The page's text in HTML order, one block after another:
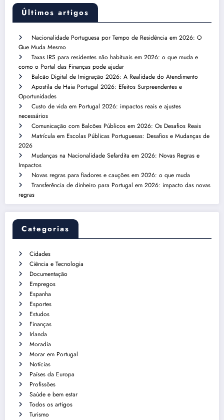
Últimos artigos
Nacionalidade Portuguesa por Tempo de Residência em 2026: O
Que Muda Mesmo
Taxas IRS para residentes não habituais em 2026: o que muda e
como o Portal das Finanças pode ajudar
Balcão Digital de Imigração 2026: A Realidade do Atendimento
Apostila de Haia Portugal 2026: Efeitos Surpreendentes e
Oportunidades
Custo de vida em Portugal 2026: impactos reais e ajustes
necessários
Comunicação com Balcões Públicos em 2026: Os Desafios Reais
Matrícula em Escolas Públicas Portuguesas: Desafios e Mudanças de
2026
Mudanças na Nacionalidade Sefardita em 2026: Novas Regras e
Impactos
Novas regras para fiadores e cauções em 2026: o que muda
Transferência de dinheiro para Portugal em 2026: impacto das novas
regras
Categorias
Cidades
Ciência e Tecnologia
Documentação
Empregos
Espanha
Esportes
Estudos
Finanças
Irlanda
Moradia
Morar em Portugal
Notícias
Países da Europa
Profissões
Saúde e bem estar
Todos os artigos
Turismo